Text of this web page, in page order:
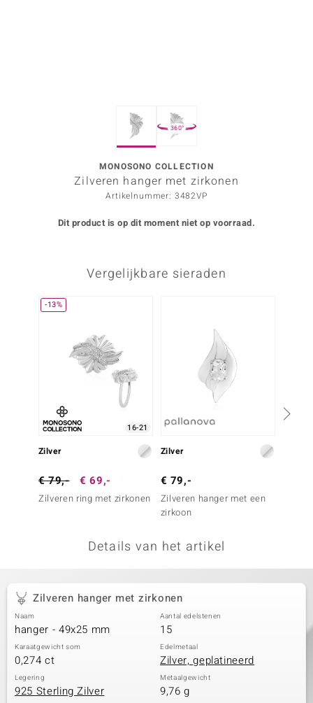
Collection
360°
MONOSONO COLLECTION
Zilveren hanger met zirkonen
Artikelnummer: 3482VP
Dit product is op dit moment niet op voorraad.
Vergelijkbare sieraden
-13%
16-21
Zilver
€ 79,- € 69,-
Zilveren ring met zirkonen
Zilver
€ 79,-
Zilveren hanger met een
zirkoon
Details van het artikel
Zilveren hanger met zirkonen
Naam
hanger - 49x25 mm
Aantal edelstenen
15
Karaatgewicht som
0,274 ct
Edelmetaal
Zilver, geplatineerd
Legering
925 Sterling Zilver
Metaalgewicht
9,76 g